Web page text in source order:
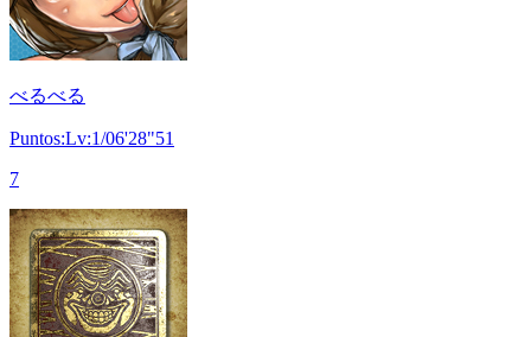
べるべる
Puntos:Lv:1/06'28"51
7